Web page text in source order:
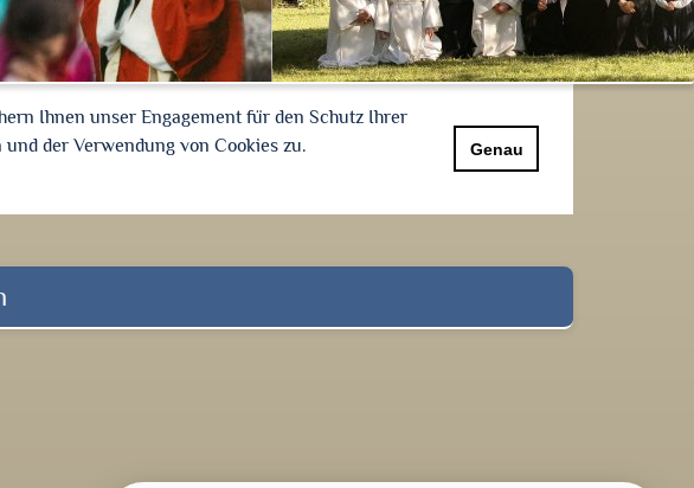
Ihnen unser Engagement für den Schutz Ihrer
der Verwendung von Cookies zu.
Genau